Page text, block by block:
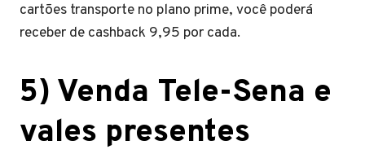
cartões transporte no plano prime, você poderá
receber de cashback 9,95 por cada.
5) Venda Tele-Sena e
vales presentes